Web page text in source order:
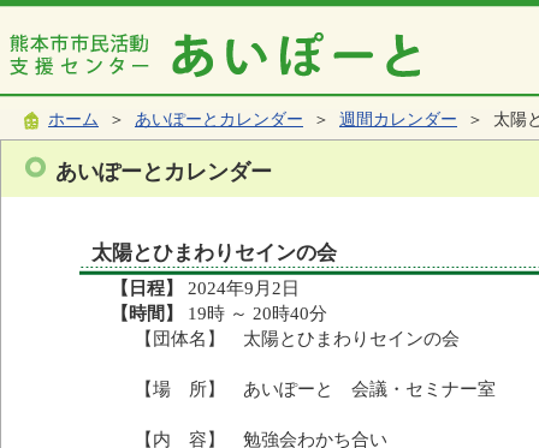
ホーム ＞ あいぽーとカレンダー ＞ 週間カレンダー ＞ 太陽
あいぽーとカレンダー
太陽とひまわりセインの会
【日程】
2024年9月2日
【時間】
19時 ～ 20時40分
【団体名】 太陽とひまわりセインの会
【場 所】 あいぽーと 会議・セミナー室
【内 容】 勉強会わかち合い